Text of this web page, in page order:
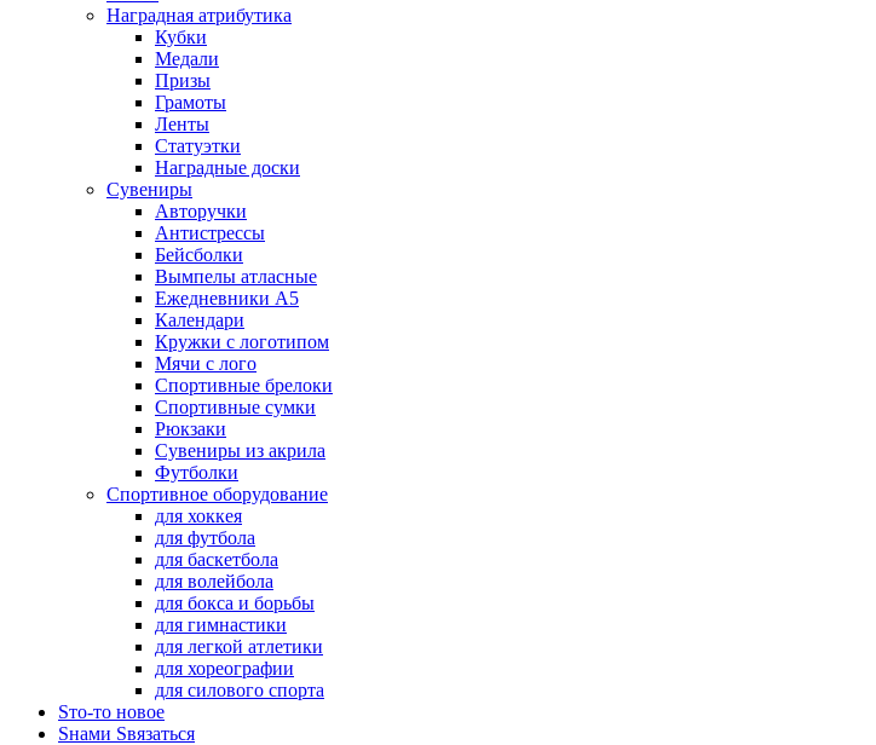
Наградная атрибутика
Кубки
Медали
Призы
Грамоты
Ленты
Статуэтки
Наградные доски
Сувениры
Авторучки
Антистрессы
Бейсболки
Вымпелы атласные
Ежедневники А5
Календари
Кружки с логотипом
Мячи с лого
Спортивные брелоки
Спортивные сумки
Рюкзаки
Сувениры из акрила
Футболки
Спортивное оборудование
для хоккея
для футбола
для баскетбола
для волейбола
для бокса и борьбы
для гимнастики
для легкой атлетики
для хореографии
для силового спорта
Sто-то новое
Sнами Sвязаться